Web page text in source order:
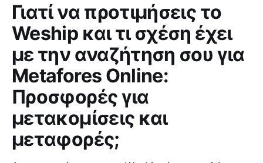
Γιατί να προτιμήσεις το
Weship και τι σχέση έχει
με την αναζήτηση σου για
Metafores Online:
Προσφορές για
μετακομίσεις και
μεταφορές;